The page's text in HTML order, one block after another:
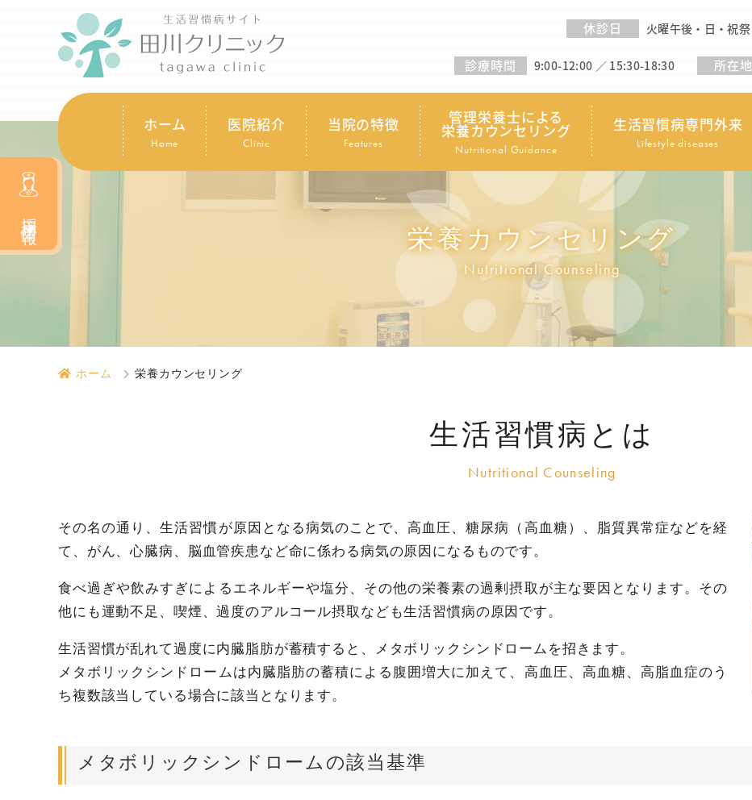
休診日 火曜午後・日・祝祭
診療時間 9:00-12:00 ／ 15:30-18:30 所在地
ホーム
Home
医院紹介
Clinic
当院の特徴
Features
管理栄養士による
栄養カウンセリング
Nutritional Guidance
生活習慣病専門外来
Lifestyle diseases
栄養カウンセリング
Nutritional Counseling
ホーム 栄養カウンセリング
生活習慣病とは
その名の通り、生活習慣が原因となる病気のことで、高血圧、糖尿病（高血糖）、脂質異常症などを経
て、がん、心臓病、脳血管疾患など命に係わる病気の原因になるものです。
食べ過ぎや飲みすぎによるエネルギーや塩分、その他の栄養素の過剰摂取が主な要因となります。その
他にも運動不足、喫煙、過度のアルコール摂取なども生活習慣病の原因です。
生活習慣が乱れて過度に内臓脂肪が蓄積すると、メタボリックシンドロームを招きます。
メタボリックシンドロームは内臓脂肪の蓄積による腹囲増大に加えて、高血圧、高血糖、高脂血症のう
ち複数該当している場合に該当となります。
メタボリックシンドロームの該当基準